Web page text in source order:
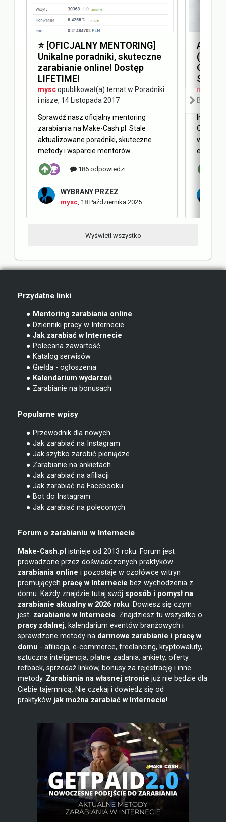
⭐️ [OFICJALNY MENTORING]
Unikalne poradniki, skuteczne
zarabianie online! Dostęp
LIFETIME!
myscopublikował(a) temat w Poradniki
i nisze, 14 Listopada 2017
Sprawdź nasz oficjalny mentoring
zarabiania na Make-Cash.pl. Stale
aktualizowane poradniki, skuteczne
metody i wsparcie mentorów...
186 odpowiedzi
WYBRANY PRZEZ
mysc 18 Października 2025
(AEO)
SEO
mysc
Blog
Internet
Obecnie
w
Wyświetl wszystko
Przydatne linki
● Mentoring zarabiania online
● Dzienniki pracy w Internecie
● Jak zarabiać w Internecie
● Polecana zawartość
● Katalog serwisów
● Giełda - ogłoszenia
● Kalendarium wydarzeń
● Zarabianie na bonusach
Popularne wpisy
● Przewodnik dla nowych
● Jak zarabiać na Instagram
● Jak szybko zarobić pieniądze
● Zarabianie na ankietach
● Jak zarabiać na afiliacji
● Jak zarabiać na Facebooku
● Bot do Instagram
● Jak zarabiać na poleconych
Forum o zarabianiu w Internecie
Make-Cash.pl istnieje od 2013 roku. Forum jest
prowadzone przez doświadczonych praktyków
zarabiania online i pozostaje w czołówce witryn
promujących pracę w Internecie bez wychodzenia z
domu. Każdy znajdzie tutaj swój sposób i pomysł na
zarabianie aktualny w 2026 roku. Dowiesz się czym
jest zarabianie w Internecie. Znajdziesz tu wszystko o
pracy zdalnej, kalendarium eventów branżowych i
sprawdzone metody na darmowe zarabianie i pracę w
domu - afiliacja, e-commerce, freelancing, kryptowaluty,
sztuczna inteligencja, płatne zadania, ankiety, oferty
refback, sprzedaż linków, bonusy za rejestrację i inne
metody. Zarabiania na własnej stronie już nie będzie dla
Ciebie tajemnicą. Nie czekaj i dowiedz się od
praktyków jak można zarabiać w Internecie!